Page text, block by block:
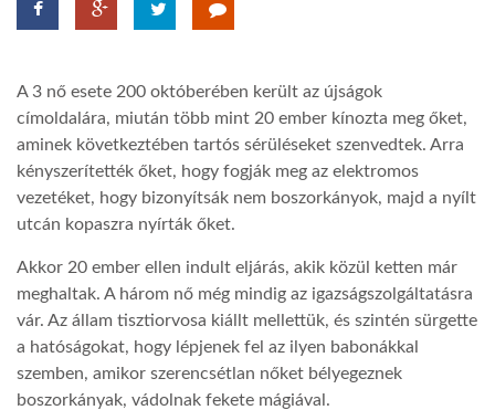
HÍR3D
TROPICALMAGAZIN
GLOBOTV
LINKTR.EE
A 3 nő esete 200 októberében került az újságok
címoldalára, miután több mint 20 ember kínozta meg őket,
aminek következtében tartós sérüléseket szenvedtek. Arra
kényszerítették őket, hogy fogják meg az elektromos
vezetéket, hogy bizonyítsák nem boszorkányok, majd a nyílt
utcán kopaszra nyírták őket.
Akkor 20 ember ellen indult eljárás, akik közül ketten már
meghaltak. A három nő még mindig az igazságszolgáltatásra
vár. Az állam tisztiorvosa kiállt mellettük, és szintén sürgette
a hatóságokat, hogy lépjenek fel az ilyen babonákkal
szemben, amikor szerencsétlan nőket bélyegeznek
boszorkányak, vádolnak fekete mágiával.